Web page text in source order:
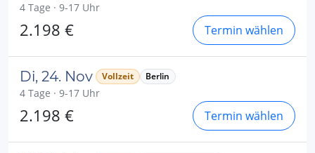
4 Tage · 9-17 Uhr
2.198 € Termin wählen
Di, 24. Nov Vollzeit Berlin
4 Tage · 9-17 Uhr
2.198 € Termin wählen